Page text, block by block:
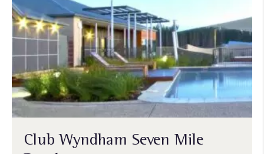
Club Wyndham Seven Mile